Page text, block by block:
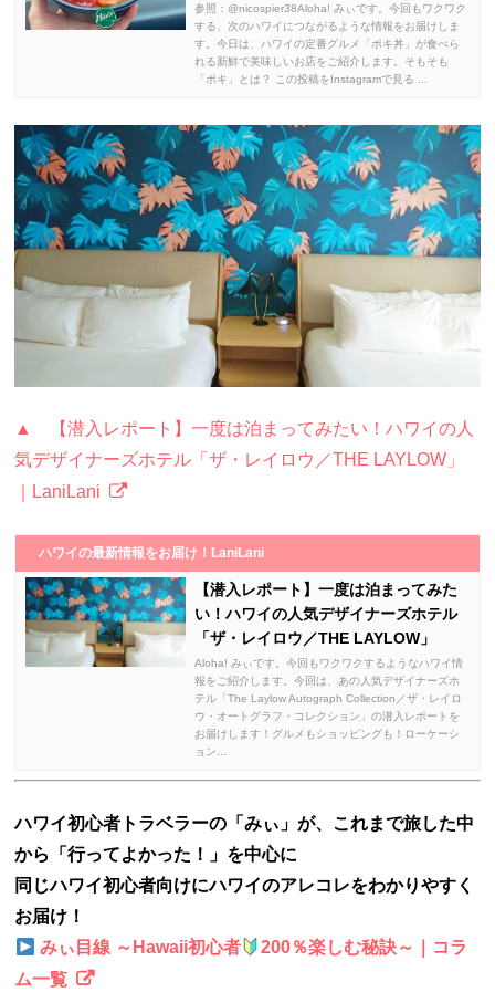
参照：@nicospier38Aloha! みぃです。今回もワクワク
する、次のハワイにつながるような情報をお届けしま
す。今日は、ハワイの定番グルメ「ポキ丼」が食べら
れる新鮮で美味しいお店をご紹介します。そもそも
「ポキ」とは？ この投稿をInstagramで見る ...
▲ 【潜入レポート】一度は泊まってみたい！ハワイの人
気デザイナーズホテル「ザ・レイロウ／THE LAYLOW」
｜LaniLani
ハワイの最新情報をお届け！LaniLani
【潜入レポート】一度は泊まってみた
い！ハワイの人気デザイナーズホテル
「ザ・レイロウ／THE LAYLOW」
Aloha! みぃです。今回もワクワクするようなハワイ情
報をご紹介します。今回は、あの人気デザイナーズホ
テル「The Laylow Autograph Collection／ザ・レイロ
ウ・オートグラフ・コレクション」の潜入レポートを
お届けします！グルメもショッピングも！ローケーシ
ョン...
ハワイ初心者トラベラーの「みぃ」が、これまで旅した中
から「行ってよかった！」を中心に
同じハワイ初心者向けにハワイのアレコレをわかりやすく
お届け！
みぃ目線 ～Hawaii初心者
200％楽しむ秘訣～｜コラ
ム一覧